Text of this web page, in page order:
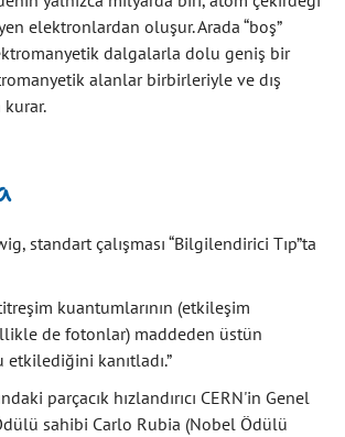
elektronlardan oluşur. Arada “boş”
dalgalarla dolu geniş bir
alanlar birbirleriyle ve dış
standart çalışması “Bilgilendirici Tıp”ta
kuantumlarının (etkileşim
de fotonlar) maddeden üstün
kanıtladı.”
parçacık hızlandırıcı CERN'in Genel
sahibi Carlo Rubia (Nobel Ödülü